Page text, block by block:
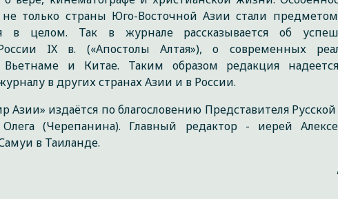
не только страны Юго-Восточной Азии стали
в целом. Так в журнале рассказывается об
IX в. («Апостолы Алтая»), о современных
и Китае. Таким образом редакция
в других странах Азии и в России.
издаётся по благословению Представителя
(Черепанина). Главный редактор - иерей
в Таиланде.